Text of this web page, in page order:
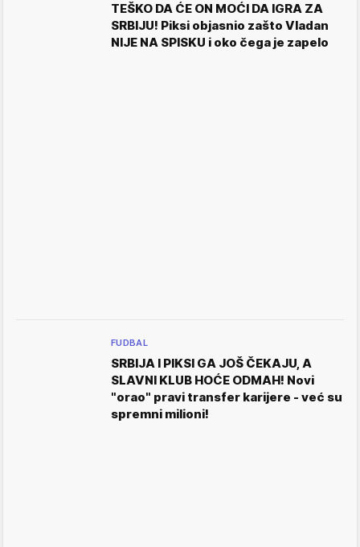
TEŠKO DA ĆE ON MOĆI DA IGRA ZA
SRBIJU! Piksi objasnio zašto Vladan
NIJE NA SPISKU i oko čega je zapelo
FUDBAL
SRBIJA I PIKSI GA JOŠ ČEKAJU, A
SLAVNI KLUB HOĆE ODMAH! Novi
"orao" pravi transfer karijere - već su
spremni milioni!